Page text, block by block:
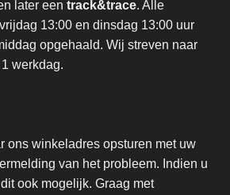
later een track&trace. Alle
13:00 en dinsdag 13:00 uur
opgehaald. Wij streven naar
werkdag.
ons winkeladres opsturen met uw
van het probleem. Indien u
ook mogelijk. Graag met